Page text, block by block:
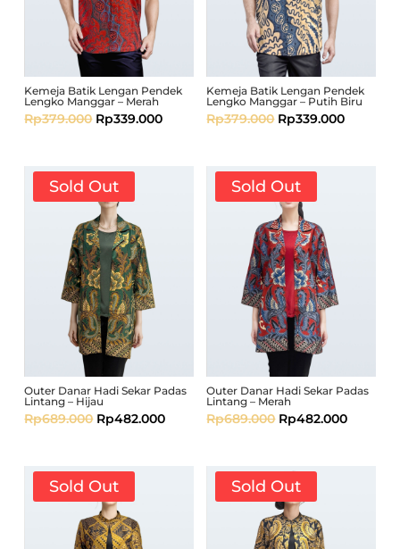
Kemeja Batik Lengan Pendek
Lengko Manggar – Merah
Rp379.000 Rp339.000
Kemeja Batik Lengan Pendek
Lengko Manggar – Putih Biru
Rp379.000 Rp339.000
Sold Out
Outer Danar Hadi Sekar Padas
Lintang – Hijau
Rp689.000 Rp482.000
Sold Out
Outer Danar Hadi Sekar Padas
Lintang – Merah
Rp689.000 Rp482.000
Sold Out Sold Out